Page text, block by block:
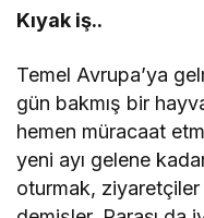
"Kurtuluş
Demek
Sedat
"“Ucuz
Kıyak iş..
Temel Avrupa’ya
gün bakmış bir
hemen müracaat
yeni ayı gelene
oturmak,